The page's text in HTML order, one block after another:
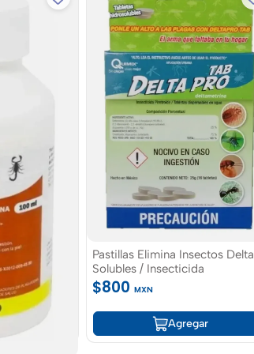
100 ML,
Pastillas Elimina Insectos Delta
Solubles / Insecticida
$800 MXN
Agregar